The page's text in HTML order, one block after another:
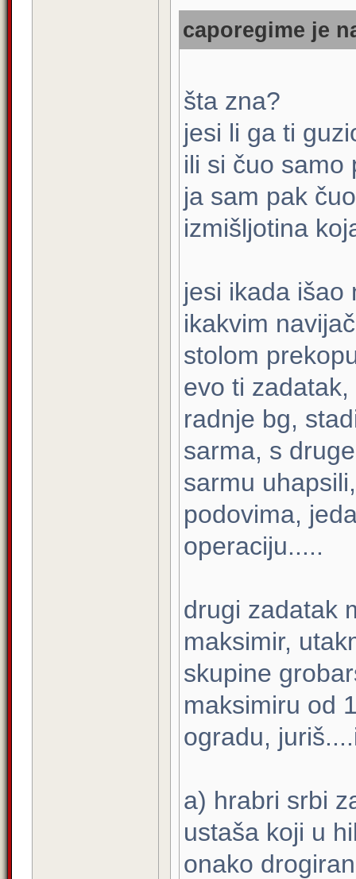
caporegime je
šta zna?
jesi li ga ti
ili si čuo samo
ja sam pak
izmišljotina
jesi ikada išao
ikakvim
stolom
evo ti
radnje bg,
sarma, s
sarmu
podovima,
operaciju.....
drugi zadatak
maksimir,
skupine
maksimiru od
ogradu,
a) hrabri srbi
ustaša koji u
onako